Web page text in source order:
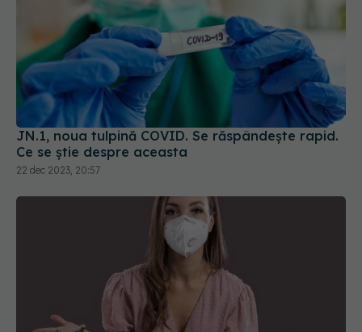
JN.1, noua tulpină COVID. Se răspândește rapid.
Ce se știe despre aceasta
22 dec 2023, 20:57
EXCLUSIV Noua tulpină COVID, creștere